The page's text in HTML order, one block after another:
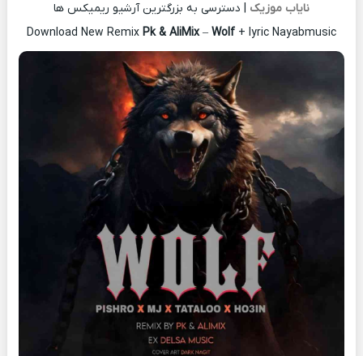
نایاب موزیک | دسترسی به بزرگترین آرشیو ریمیکس ها
Download New Remix Pk & AliMix– Wolf + lyric Nayabmusic